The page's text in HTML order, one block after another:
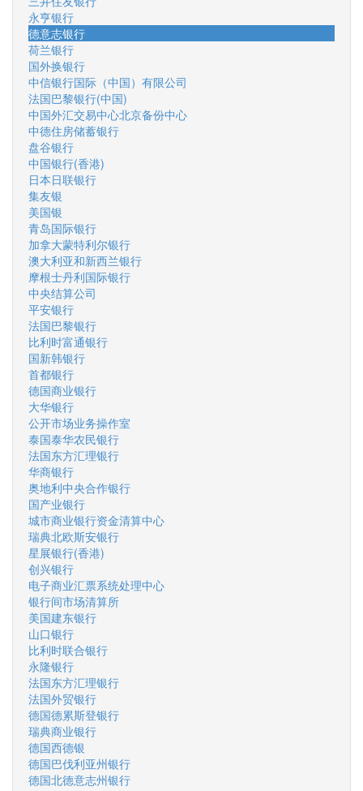
永亨银行
德意志银行
荷兰银行
国外换银行
中信银行国际（中国）有限公司
法国巴黎银行(中国)
中国外汇交易中心北京备份中心
中德住房储蓄银行
盘谷银行
中国银行(香港)
日本日联银行
集友银
美国银
青岛国际银行
加拿大蒙特利尔银行
澳大利亚和新西兰银行
摩根士丹利国际银行
中央结算公司
平安银行
法国巴黎银行
比利时富通银行
国新韩银行
首都银行
德国商业银行
大华银行
公开市场业务操作室
泰国泰华农民银行
法国东方汇理银行
华商银行
奥地利中央合作银行
国产业银行
城市商业银行资金清算中心
瑞典北欧斯安银行
星展银行(香港)
创兴银行
电子商业汇票系统处理中心
银行间市场清算所
美国建东银行
山口银行
比利时联合银行
永隆银行
法国东方汇理银行
法国外贸银行
德国德累斯登银行
瑞典商业银行
德国西德银
德国巴伐利亚州银行
德国北德意志州银行